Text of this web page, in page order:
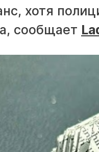
хотя
сообщает